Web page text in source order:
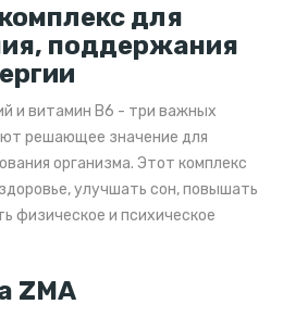
для
поддержания
и витамин B6 - три важных
решающее значение для
организма. Этот комплекс
улучшать сон, повышать
физическое и психическое
ZMA